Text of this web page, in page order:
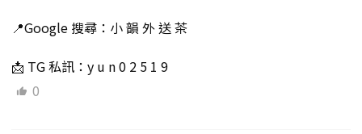
📍Google 搜尋：小 韻 外 送 茶
📩 TG 私訊：y u n 0 2 5 1 9
0